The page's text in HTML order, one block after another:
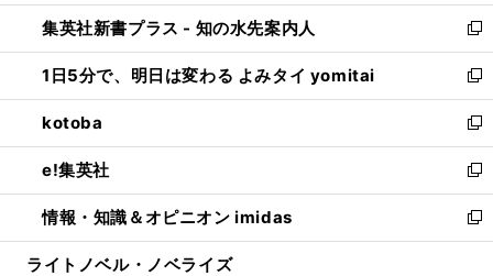
開
く
ン
ド
ウ
で
開
く
ウ
ィ
ン
ド
ウ
で
開
く
し
い
ウ
ィ
ン
ド
ウ
で
開
く
集英社新書プラス - 知の水先案内人
新
し
い
ウ
ィ
ン
ド
ウ
で
開
1日5分で、明日は変わる よみタイ yomitai
新
し
い
ウ
ィ
ン
ド
ウ
kotoba
新
し
い
ウ
ィ
ン
e!集英社
新
し
い
ウ
情報・知識＆オピニオン imidas
新
し
ライトノベル・ノベライズ